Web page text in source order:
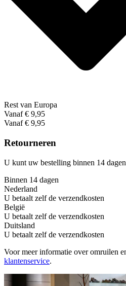
Rest van Europa
Vanaf € 9,95
Vanaf € 9,95
Retourneren
U kunt uw bestelling binnen 14
Binnen 14 dagen
Nederland
U betaalt zelf de verzendkosten
België
U betaalt zelf de verzendkosten
Duitsland
U betaalt zelf de verzendkosten
Voor meer informatie over omruilen
klantenservice.